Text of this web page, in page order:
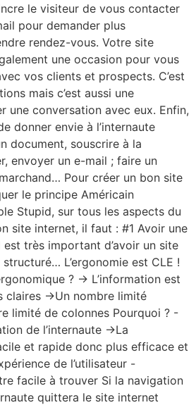
le visiteur de vous contacter
pour demander plus
rendez-vous. Votre site
une occasion pour vous
vos clients et prospects. C’est
mais c’est aussi une
une conversation avec eux. Enfin,
donner envie à l’internaute
document, souscrire à la
envoyer un e-mail ; faire un
Pour créer un bon site
le principe Américain
Stupid, sur tous les aspects du
site internet, il faut : #1 Avoir une
est très important d’avoir un site
L’ergonomie est CLE !
? -> L’information est
claires ->Un nombre limité
limité de colonnes Pourquoi ? -
de l’internaute ->La
et rapide donc plus efficace et
de l’utilisateur -
facile à trouver Si la navigation
quittera le site internet